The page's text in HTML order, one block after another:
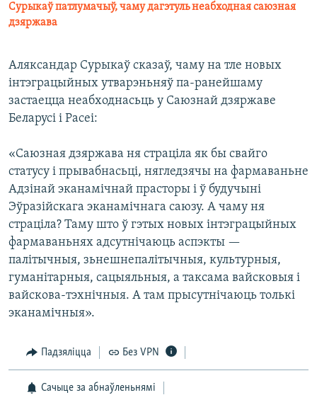
Сурыкаў патлумачыў, чаму дагэтуль неабходная саюзная
дзяржава
Аляксандар Сурыкаў сказаў, чаму на тле новых
інтэграцыйных утварэньняў па-ранейшаму
застаецца неабходнасьць у Саюзнай дзяржаве
Беларусі і Расеі:
«Саюзная дзяржава ня страціла як бы свайго
статусу і прывабнасьці, нягледзячы на фармаваньне
Адзінай эканамічнай прасторы і ў будучыні
Эўразійскага эканамічнага саюзу. А чаму ня
страціла? Таму што ў гэтых новых інтэграцыйных
фармаваньнях адсутнічаюць аспэкты —
палітычныя, зьнешнепалітычныя, культурныя,
гуманітарныя, сацыяльныя, а таксама вайсковыя і
вайскова-тэхнічныя. А там прысутнічаюць толькі
эканамічныя».
Падзяліцца Без VPN
Сачыце за абнаўленьнямі